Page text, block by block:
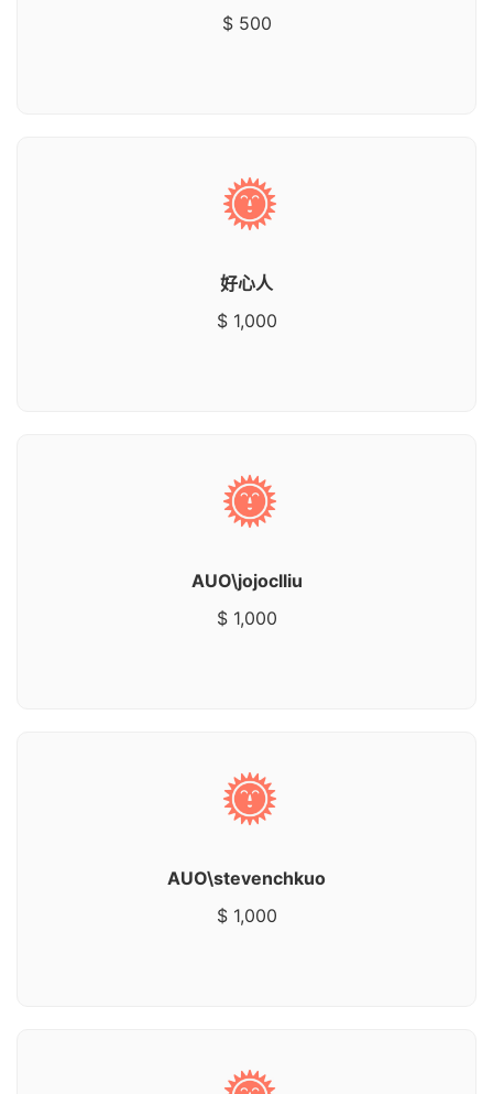
$ 500
好心人
$ 1,000
AUO\jojoclliu
$ 1,000
AUO\stevenchkuo
$ 1,000